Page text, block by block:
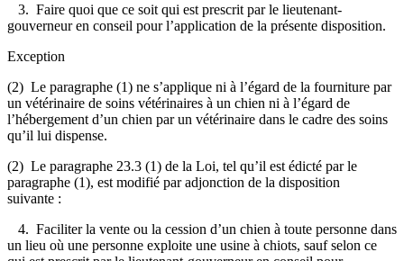
3. Faire quoi que ce soit qui est prescrit par le lieutenant-
gouverneur en conseil pour l’application de la présente disposition.
Exception
(2) Le paragraphe (1) ne s’applique ni à l’égard de la fourniture par
un vétérinaire de soins vétérinaires à un chien ni à l’égard de
l’hébergement d’un chien par un vétérinaire dans le cadre des soins
qu’il lui dispense.
(2) Le paragraphe 23.3 (1) de la Loi, tel qu’il est édicté par le
paragraphe (1), est modifié par adjonction de la disposition
suivante :
4. Faciliter la vente ou la cession d’un chien à toute personne dans
un lieu où une personne exploite une usine à chiots, sauf selon ce